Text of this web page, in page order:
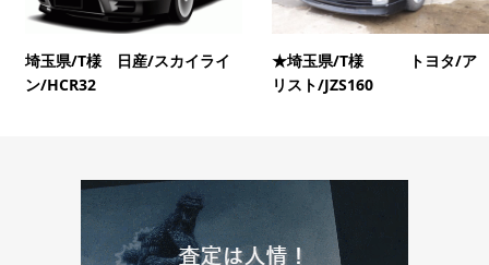
埼玉県/T様 日産/スカイライ
ン/HCR32
★埼玉県/T様 トヨタ/ア
リスト/JZS160